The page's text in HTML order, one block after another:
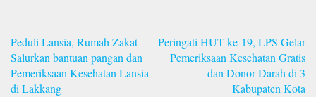
Navigasi
pos
Peduli Lansia, Rumah Zakat
Salurkan bantuan pangan dan
Pemeriksaan Kesehatan Lansia
di Lakkang
Peringati HUT ke-19, LPS Gelar
Pemeriksaan Kesehatan Gratis
dan Donor Darah di 3
Kabupaten Kota